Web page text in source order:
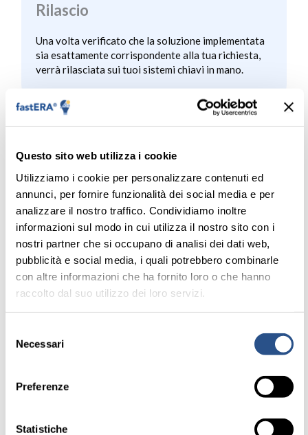
Questo sito web utilizza i cookie
Utilizziamo i cookie per personalizzare contenuti ed
annunci, per fornire funzionalità dei social media e per
analizzare il nostro traffico. Condividiamo inoltre
informazioni sul modo in cui utilizza il nostro sito con i
nostri partner che si occupano di analisi dei dati web,
pubblicità e social media, i quali potrebbero combinarle
con altre informazioni che ha fornito loro o che hanno
raccolto dal suo utilizzo dei loro servizi.
delNecessari
Preferenze
Statistiche
Rilascio
Una volta verificato che la soluzione implementata
sia esattamente corrispondente alla tua richiesta,
verrà rilasciata sui tuoi sistemi chiavi in mano.
FASE 6
Supporto e manutenzione
Dopo la fase di rilascio, se vorrai, potremo fornirti
assistenza e manutenzione per la tua nuova
richiesta specifica (tramite il nostro sistema di